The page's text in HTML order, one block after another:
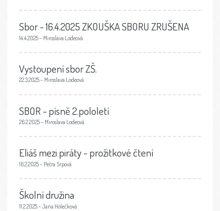
Sbor - 16.4.2025 ZKOUŠKA SBORU ZRUŠENA
14.4.2025 – Miroslava Lodeová
Vystoupení sbor ZŠ.
22.3.2025 – Miroslava Lodeová
SBOR - písně 2.pololetí
26.2.2025 – Miroslava Lodeová
Eliáš mezi piráty - prožitkové čtení
16.2.2025 – Petra Srpová
Školní družina
11.2.2025 – Jana Holečková